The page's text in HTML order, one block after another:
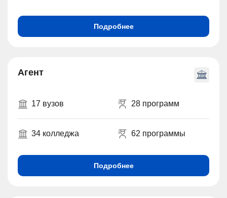
Подробнее
Агент
17 вузов 28 программ
34 колледжа 62 программы
Подробнее